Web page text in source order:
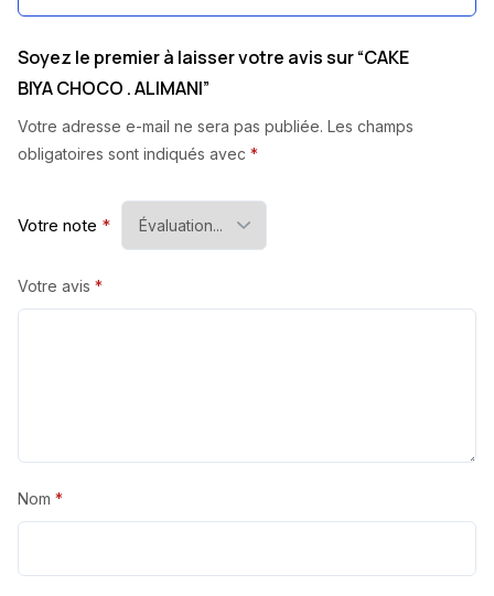
Soyez le premier à laisser votre avis sur “CAKE
BIYA CHOCO . ALIMANI”
Votre adresse e-mail ne sera pas publiée. Les champs
obligatoires sont indiqués avec *
Votre note *
Votre avis *
Nom *